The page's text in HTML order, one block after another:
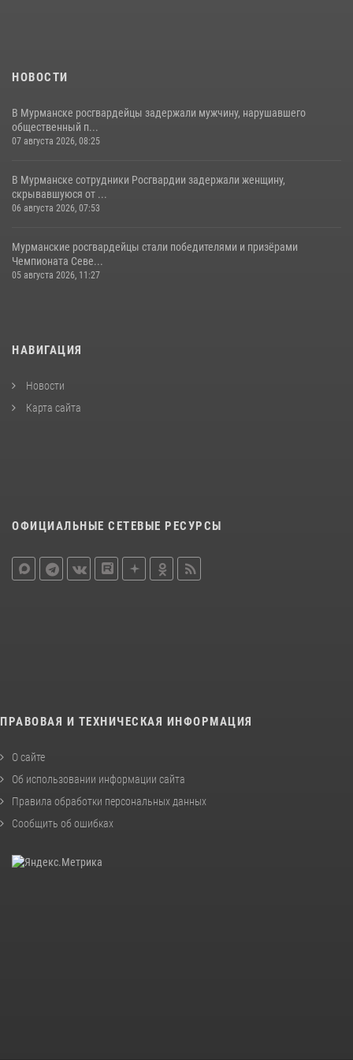
НОВОСТИ
В Мурманске росгвардейцы задержали мужчину, нарушавшего
общественный п...
07 августа 2026, 08:25
В Мурманске сотрудники Росгвардии задержали женщину,
скрывавшуюся от ...
06 августа 2026, 07:53
Мурманские росгвардейцы стали победителями и призёрами
Чемпионата Севе...
05 августа 2026, 11:27
НАВИГАЦИЯ
Новости
Карта сайта
ОФИЦИАЛЬНЫЕ СЕТЕВЫЕ РЕСУРСЫ
ПРАВОВАЯ И ТЕХНИЧЕСКАЯ ИНФОРМАЦИЯ
О сайте
Об использовании информации сайта
Правила обработки персональных данных
Сообщить об ошибках